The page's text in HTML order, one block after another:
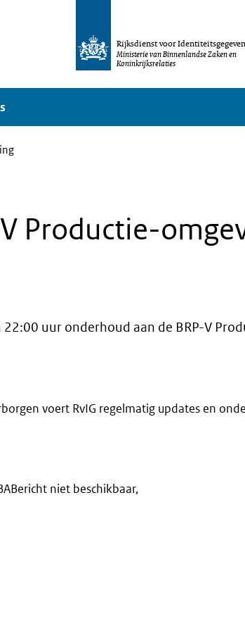
Rijksdienst voor
Ministerie van Binnenlandse Zaken en
Koninkrijksrelaties
Productie-
uur onderhoud aan de BRP-V
voert RvIG regelmatig updates en
niet beschikbaar,